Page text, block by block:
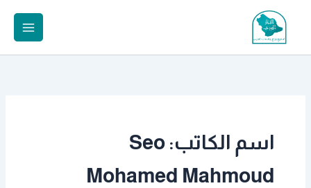
المحتوى
اسم الكاتب: Seo
Mohamed Mahmoud